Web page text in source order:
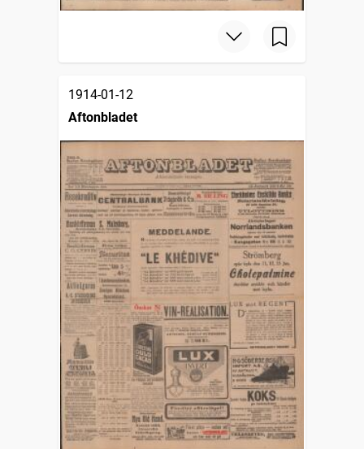
1914-01-12
Aftonbladet